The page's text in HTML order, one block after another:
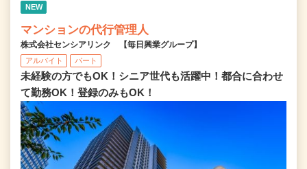
NEW
マンションの代行管理人
株式会社センシアリンク 【毎日興業グループ】
アルバイト パート
未経験の方でもOK！シニア世代も活躍中！都合に合わせ
て勤務OK！登録のみもOK！